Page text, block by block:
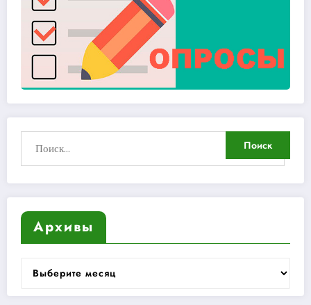
Архивы
Архивы